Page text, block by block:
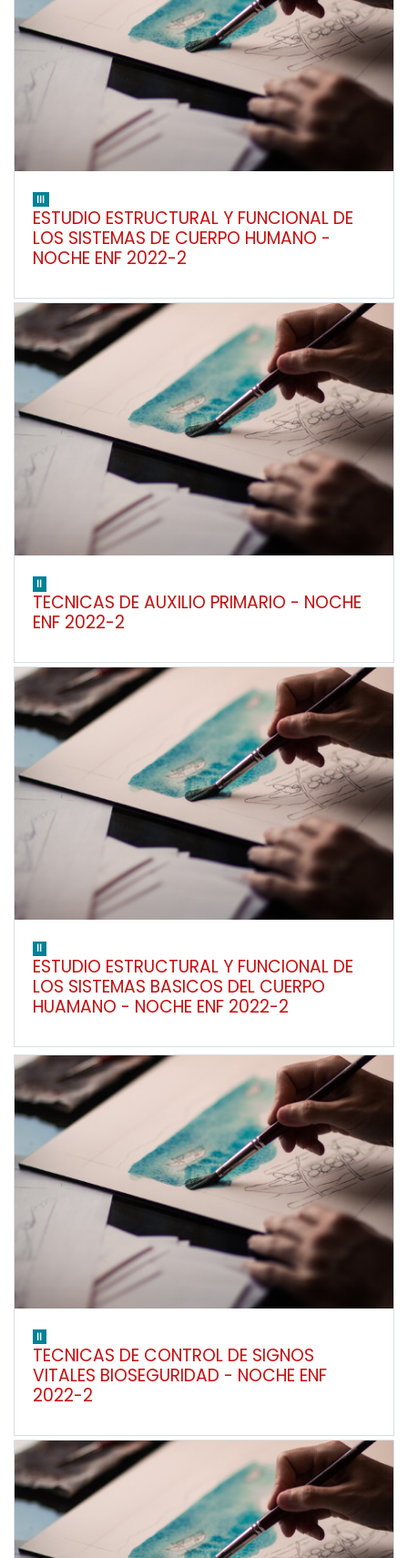
III
ESTUDIO ESTRUCTURAL Y FUNCIONAL DE
LOS SISTEMAS DE CUERPO HUMANO -
NOCHE ENF 2022-2
II
TECNICAS DE AUXILIO PRIMARIO - NOCHE
ENF 2022-2
II
ESTUDIO ESTRUCTURAL Y FUNCIONAL DE
LOS SISTEMAS BASICOS DEL CUERPO
HUAMANO - NOCHE ENF 2022-2
II
TECNICAS DE CONTROL DE SIGNOS
VITALES BIOSEGURIDAD - NOCHE ENF
2022-2